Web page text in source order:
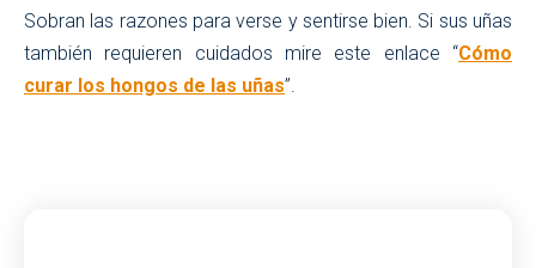
Sobran las razones para verse y sentirse bien. Si sus uñas
también requieren cuidados mire este enlace “Cómo
curar los hongos de las uñas”.